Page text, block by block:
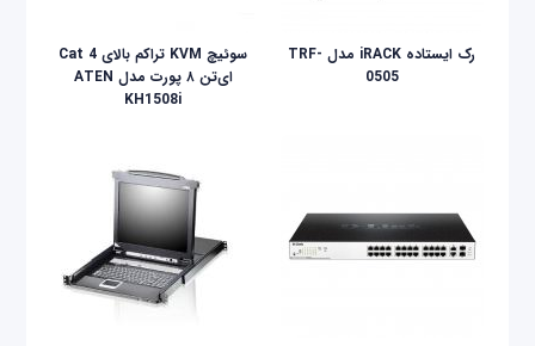
رک ایستاده iRACK مدل TRF-
0505
سوئیچ KVM تراکم بالای Cat 4
ای‌تن ۸ پورت مدل ATEN
KH1508i